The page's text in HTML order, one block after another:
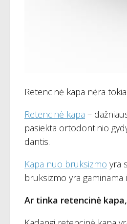
Retencinė kapa nėra
Retencinė kapa –
pasiekta ortodontinio
dantis.
Kapa nuo bruksizmo yra
bruksizmo yra
Ar tinka retencinė